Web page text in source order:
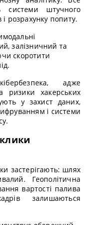
системи штучного
і розрахунку попиту.
залізничний та
скоротити
адже
ризики хакерських
у захист даних,
і системи
застерігають: шлях
Геополітична
вартості палива
залишаються